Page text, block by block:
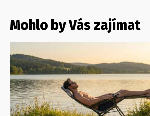
Mohlo by Vás zajímat